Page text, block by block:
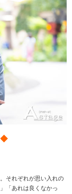
◆
それぞれが思い入れの
「あれは良くなかっ